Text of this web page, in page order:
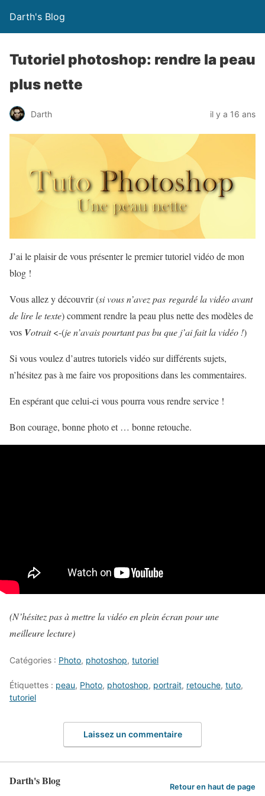
Darth's Blog
Tutoriel photoshop: rendre la peau
plus nette
Darth il y a 16 ans
J’ai le plaisir de vous présenter le premier tutoriel vidéo de mon
blog !
Vous allez y découvrir (si vous n’avez pas regardé la vidéo avant
de lire le texte) comment rendre la peau plus nette des modèles de
vos Votrait<-(je n’avais pourtant pas bu que j’ai fait la vidéo !)
Si vous voulez d’autres tutoriels vidéo sur différents sujets,
n’hésitez pas à me faire vos propositions dans les commentaires.
En espérant que celui-ci vous pourra vous rendre service !
Bon courage, bonne photo et … bonne retouche.
(N’hésitez pas à mettre la vidéo en plein écran pour une
meilleure lecture)
Catégories : Photo, photoshop, tutoriel
Étiquettes : peau, Photo, photoshop, portrait, retouche, tuto,
tutoriel
Laissez un commentaire
Darth's Blog Retour en haut de page